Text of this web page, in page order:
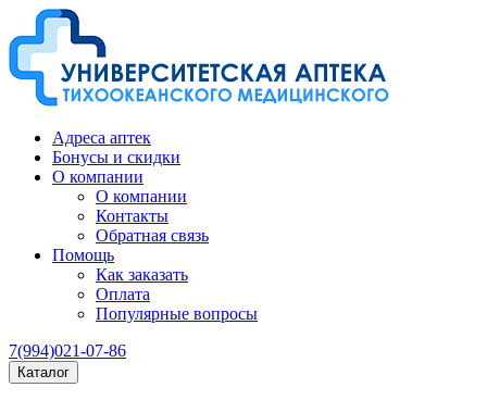
Адреса аптек
Бонусы и скидки
О компании
О компании
Контакты
Обратная связь
Помощь
Как заказать
Оплата
Популярные вопросы
7(994)021-07-86
Каталог